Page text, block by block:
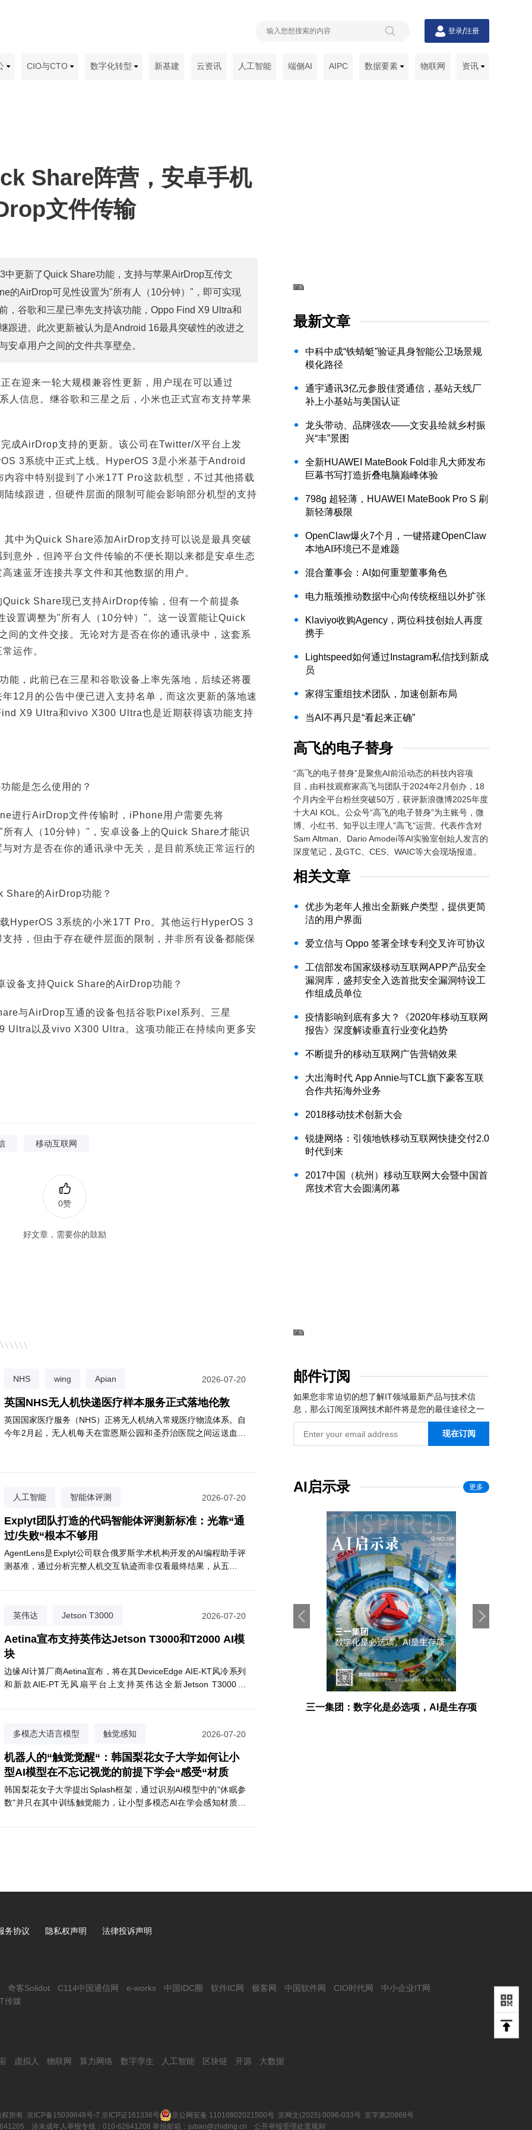
登录/注册
CIO与CTO 数字化转型 新基建 云资讯 人工智能 端侧AI AIPC 数据要素 物联网 资讯
Share阵营，安卓手机
文件传输
中更新了Quick Share功能，支持与苹果AirDrop互传文
的AirDrop可见性设置为"所有人（10分钟）"，即可实现
，谷歌和三星已率先支持该功能，Oppo Find X9 Ultra和
跟进。此次更新被认为是Android 16最具突破性的改进之
安卓用户之间的文件共享壁垒。
在迎来一轮大规模兼容性更新，用户现在可以通过
人信息。继谷歌和三星之后，小米也正式宣布支持苹果
成AirDrop支持的更新。该公司在Twitter/X平台上发
3系统中正式上线。HyperOS 3是小米基于Android
容中特别提到了小米17T Pro这款机型，不过其他搭载
续跟进，但硬件层面的限制可能会影响部分机型的支持
中为Quick Share添加AirDrop支持可以说是最具突破
意外，但跨平台文件传输的不便长期以来都是安卓生态
速蓝牙连接共享文件和其他数据的用户。
Share现已支持AirDrop传输，但有一个前提条
设置调整为"所有人（10分钟）"。这一设置能让Quick
间的文件交接。无论对方是否在你的通讯录中，这套系
运作。
能，此前已在三星和谷歌设备上率先落地，后续还将覆
12月的公告中便已进入支持名单，而这次更新的落地速
X9 Ultra和vivo X300 Ultra也是近期获得该功能支持
能是怎么使用的？
进行AirDrop文件传输时，iPhone用户需要先将
有人（10分钟）"，安卓设备上的Quick Share才能识
对方是否在你的通讯录中无关，是目前系统正常运行的
Share的AirDrop功能？
HyperOS 3系统的小米17T Pro。其他运行HyperOS 3
持，但由于存在硬件层面的限制，并非所有设备都能保
设备支持Quick Share的AirDrop功能？
与AirDrop互通的设备包括谷歌Pixel系列、三星
Ultra以及vivo X300 Ultra。这项功能正在持续向更多安
移动互联网
0赞
好文章，需要你的鼓励
NHS wing Apian 2026-07-20
英国NHS无人机快递医疗样本服务正式落地伦敦
英国国家医疗服务（NHS）正将无人机纳入常规医疗物流体系。自
今年2月起，无人机每天在雷恩斯公园和圣乔治医院之间运送血液
展至圣赫利尔、克罗伊登等多家医院，最终惠及约180万名患者。
人工智能
智能体评测
代码质量评估
2026-07-20
Explyt团队打造的代码智能体评测新标准：光靠“通
过/失败“根本不够用
AgentLens是Explyt公司联合俄罗斯学术机构开发的AI编程助手评
测基准，通过分析完整人机交互轨迹而非仅看最终结果，从五个维
英伟达 Jetson T3000
Aetina
2026-07-20
Aetina宣布支持英伟达Jetson T3000和T2000 AI模
块
边缘AI计算厂商Aetina宣布，将在其DeviceEdge AIE-KT风冷系列
和新款AIE-PT无风扇平台上支持英伟达全新Jetson T3000和
TFLOPS算力，功耗70W；T2000则提供400 FP4 TFLOPS，面向
季度上市，支持Nemotron、Cosmos 3等英伟达AI软件生态。
多模态大语言模型 触觉感知
掩码隔离训练
2026-07-20
机器人的“触觉觉醒“：韩国梨花女子大学如何让小
型AI模型在不忘记视觉的前提下学会“感受“材质
韩国梨花女子大学提出Splash框架，通过识别AI模型中的"休眠参
数"并只在其中训练触觉能力，让小型多模态AI在学会感知材质触
最新文章
中科中成“铁蜻蜓”验证具身智能公卫场景规
模化路径
通宇通讯3亿元参股佳贤通信，基站天线厂
补上小基站与美国认证
龙头带动、品牌强农——文安县绘就乡村振
兴“丰”景图
全新HUAWEI MateBook Fold非凡大师发布
巨幕书写打造折叠电脑巅峰体验
798g 超轻薄，HUAWEI MateBook Pro S 刷
新轻薄极限
OpenClaw爆火7个月，一键搭建OpenClaw
本地AI环境已不是难题
混合董事会：AI如何重塑董事角色
电力瓶颈推动数据中心向传统枢纽以外扩张
Klaviyo收购Agency，两位科技创始人再度
携手
Lightspeed如何通过Instagram私信找到新成
员
家得宝重组技术团队，加速创新布局
当AI不再只是“看起来正确”
高飞的电子替身
“高飞的电子替身”是聚焦AI前沿动态的科技内容项
目，由科技观察家高飞与团队于2024年2月创办，18
个月内全平台粉丝突破50万，获评新浪微博2025年度
十大AI KOL。公众号“高飞的电子替身”为主账号，微
博、小红书、知乎以主理人"高飞"运营。代表作含对
Sam Altman、Dario Amodei等AI实验室创始人发言的
深度笔记，及GTC、CES、WAIC等大会现场报道。
相关文章
优步为老年人推出全新账户类型，提供更简
洁的用户界面
爱立信与 Oppo 签署全球专利交叉许可协议
工信部发布国家级移动互联网APP产品安全
漏洞库，盛邦安全入选首批安全漏洞特设工
作组成员单位
疫情影响到底有多大？《2020年移动互联网
报告》深度解读垂直行业变化趋势
不断提升的移动互联网广告营销效果
大出海时代 App Annie与TCL旗下豪客互联
合作共拓海外业务
2018移动技术创新大会
锐捷网络：引领地铁移动互联网快捷交付2.0
时代到来
2017中国（杭州）移动互联网大会暨中国首
席技术官大会圆满闭幕
邮件订阅
如果您非常迫切的想了解IT领域最新产品与技术信
息，那么订阅至顶网技术邮件将是您的最佳途径之一
现在订阅
AI启示录 更多
全、健康与产业的新
埃森哲：100年前是电机，今天是AI，企业价
三一集团：数字化是必选项，AI是生存项
务协议 隐私权声明 法律投诉声明
奇客Solidot C114中国通信网 e-works 中国IDC圈 软件IC网 极客网 中国软件网 CIO时代网
中小企业IT网
传媒
虚拟人 物联网 算力网络 数字孪生 人工智能 区块链 开源 大数据
所有. 京ICP备15039648号-7 京ICP证161336号
京公网安备 11010802021500号 京网文(2025) 0096-033号 京字第20868号
涉未成年人举报专线：010-62641208 举报邮箱：jubao@zhiding.cn 公开举报受理处置规则